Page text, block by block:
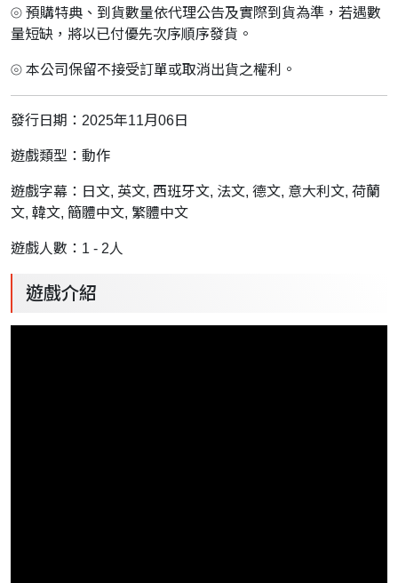
⦾ 預購特典、到貨數量依代理公告及實際到貨為準，若遇數
量短缺，將以已付優先次序順序發貨。
⦾ 本公司保留不接受訂單或取消出貨之權利。
發行日期：2025年11月06日
遊戲類型：動作
遊戲字幕：日文, 英文, 西班牙文, 法文, 德文, 意大利文, 荷蘭
文, 韓文, 簡體中文, 繁體中文
遊戲人數：1 - 2人
遊戲介紹